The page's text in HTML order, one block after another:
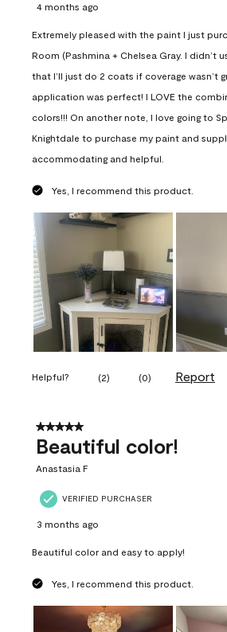
4 months ago
Extremely pleased with the paint I just
Room (Pashmina + Chelsea Gray. I didn’t
that I’ll just do 2 coats if coverage wasn’t
application was perfect! I LOVE the
colors!!! On another note, I love going to
Knightdale to purchase my paint and
accommodating and helpful.
Yes, I recommend this product.
Helpful? (2) (0) Report
5 out of 5 stars.
Beautiful color!
Anastasia F
VERIFIED PURCHASER
3 months ago
Beautiful color and easy to apply!
Yes, I recommend this product.